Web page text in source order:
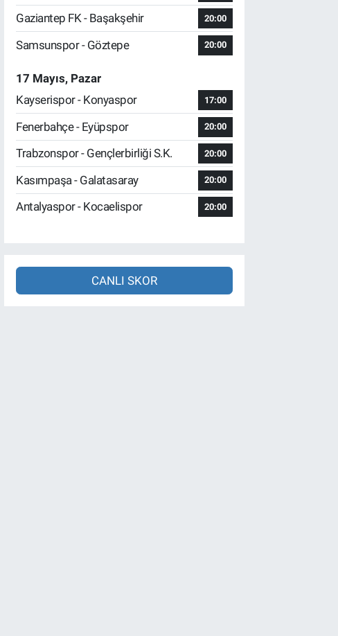
Gaziantep FK - Başakşehir 20:00
Samsunspor - Göztepe 20:00
17 Mayıs, Pazar
Kayserispor - Konyaspor
17:00
Fenerbahçe - Eyüpspor 20:00
Trabzonspor - Gençlerbirliği S.K. 20:00
Kasımpaşa - Galatasaray 20:00
Antalyaspor - Kocaelispor 20:00
CANLI SKOR